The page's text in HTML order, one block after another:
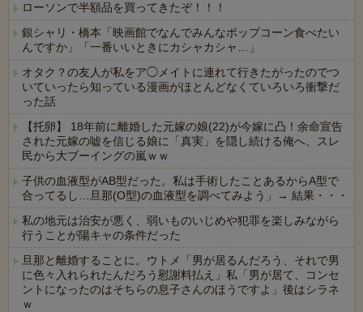
ローソンで半額品を買ってきたぞ！！！
銀シャリ・橋本「映画館でなんでみんなポップコーン食べたい
んですか」「一番いいときにカシャカシャ…」
オタク？の友人が私をア◯メイトに連れて行きたがったのでつ
いていったら知っている漫画がほとんどなくていろいろ衝撃だ
った話
【托卵】 18年前に離婚した元嫁の娘(22)が今嫁に凸！余命宣告
された元嫁の嘘を信じる娘に「真実」を隠し続ける俺へ、スレ
民から大ブーイングの嵐ｗｗ
子供の血液型がAB型だった。私は手術したことあるからA型で
合ってるし…旦那(O型)の血液型を調べてみよう」→ 結果・・・
私の地元は治安が悪く、弱いものいじめや犯罪を楽しみながら
行うことが陽キャの条件だった
旦那と離婚することに。ウトメ「男が居るんだろう、それで男
に色々入れられたんだろう慰謝料払え」私「男が居て、コンセ
ントになったのはそちらの息子さんのほうですよ」後はシラネ
ｗ